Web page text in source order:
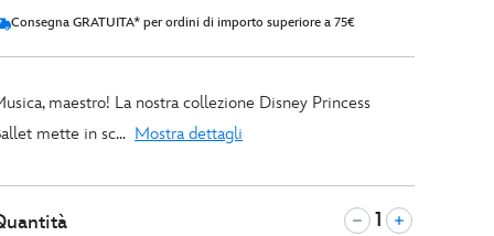
Consegna GRATUITA* per ordini di importo superiore a 75€
maestro! La nostra collezione Disney Princess
mette in sc... Mostra dettagli